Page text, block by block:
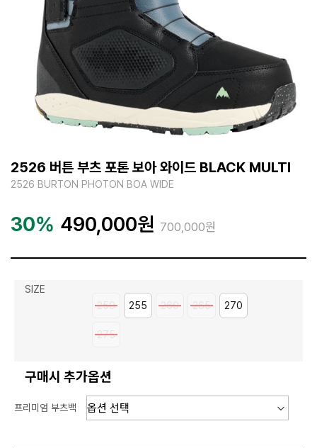
2526 버튼 부츠 포톤 보아 와이드 BLACK MULTI
2526 BURTON PHOTON BOA WIDE
30% 490,000원 700,000원
SIZE
250
255 260 265 270
275
구매시 추가옵션
프리미엄 부츠백